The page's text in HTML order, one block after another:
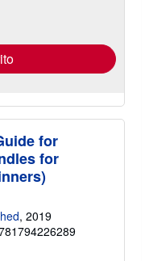
for
for
, 2019